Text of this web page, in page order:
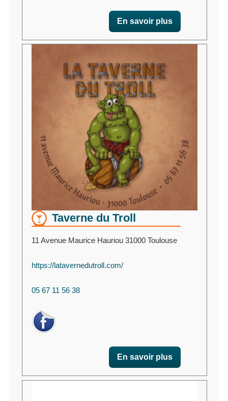
En savoir plus
Taverne du Troll
11 Avenue Maurice Hauriou 31000 Toulouse
https://latavernedutroll.com/
05 67 11 56 38
En savoir plus